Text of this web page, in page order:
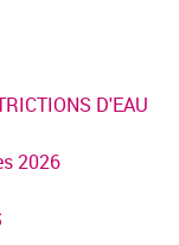
D'EAU
2026